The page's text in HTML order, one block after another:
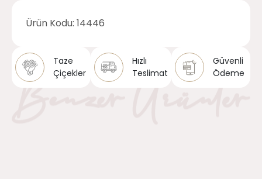
Ürün Kodu: 14446
Taze
Çiçekler
Hızlı
Teslimat
Güvenli
Ödeme